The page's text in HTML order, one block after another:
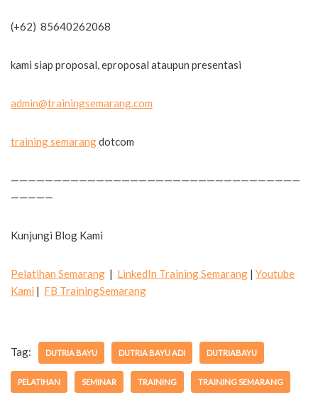
(+62) 85640262068
kami siap proposal, eproposal ataupun presentasi
admin@trainingsemarang.com
training semarangdotcom
——————————————————————————————————
—————
Kunjungi Blog Kami
Pelatihan Semarang | LinkedIn Training Semarang | Youtube
Kami | FB TrainingSemarang
Tag: DUTRIA BAYU DUTRIA BAYU ADI DUTRIABAYU
PELATIHAN SEMINAR TRAINING TRAINING SEMARANG